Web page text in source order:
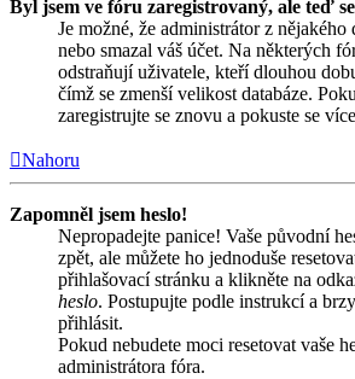
Byl jsem ve fóru zaregistrovaný, ale teď
Je možné, že administrátor z
nebo smazal váš účet. Na některých
odstraňují uživatele, kteří dlouhou
čímž se zmenší velikost databáze.
zaregistrujte se znovu a pokuste se
Nahoru
Zapomněl jsem heslo!
Nepropadejte panice! Vaše původní
zpět, ale můžete ho jednoduše
přihlašovací stránku a klikněte na
heslo. Postupujte podle instrukcí a
přihlásit.
Pokud nebudete moci resetovat vaše
administrátora fóra.